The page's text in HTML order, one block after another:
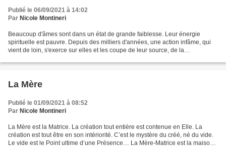
Publié le 06/09/2021 à 14:02
Par Nicole Montineri
Beaucoup d'âmes sont dans un état de grande faiblesse. Leur énergie
spirituelle est pauvre. Depuis des milliers d'années, une action infâme, qui
vient de loin, s'exerce sur elles et les coupe de leur source, de la
La Mère
Publié le 01/09/2021 à 08:52
Par Nicole Montineri
La Mère est la Matrice. La création tout entière est contenue en Elle. La
création est tout être en son intériorité. C’est le mystère du créé, né du vide.
Le vide est le Point ultime d’une Présence… La Mère-Matrice est la maison